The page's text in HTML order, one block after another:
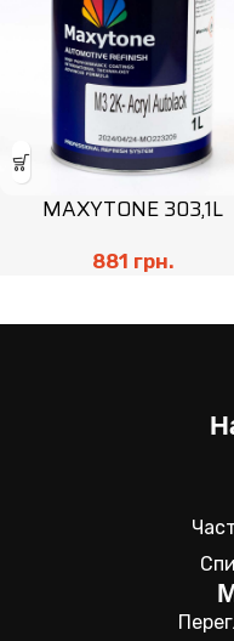
MAXYTONE 303,1L
881 грн.